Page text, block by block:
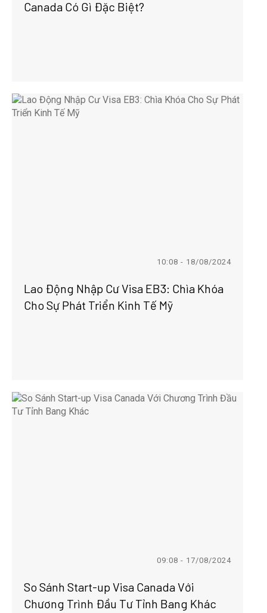
Canada Có Gì Đặc Biệt?
10:08 - 18/08/2024
Lao Động Nhập Cư Visa EB3: Chìa Khóa
Cho Sự Phát Triển Kinh Tế Mỹ
09:08 - 17/08/2024
So Sánh Start-up Visa Canada Với
Chương Trình Đầu Tư Tỉnh Bang Khác